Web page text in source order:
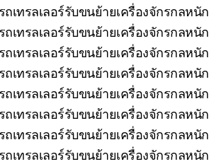
เทรลเลอร์รับขนย้ายเครื่องจักรกลหนัก
เทรลเลอร์รับขนย้ายเครื่องจักรกลหนัก
เทรลเลอร์รับขนย้ายเครื่องจักรกลหนัก
เทรลเลอร์รับขนย้ายเครื่องจักรกลหนัก
เทรลเลอร์รับขนย้ายเครื่องจักรกลหนัก
เทรลเลอร์รับขนย้ายเครื่องจักรกลหนัก
เทรลเลอร์รับขนย้ายเครื่องจักรกลหนัก
เทรลเลอร์รับขนย้ายเครื่องจักรกลหนัก